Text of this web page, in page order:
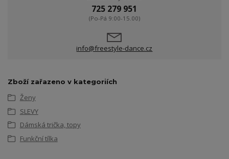
725 279 951
(Po-Pá 9:00-15.00)
info@freestyle-dance.cz
Zboží zařazeno v kategoriích
Ženy
SLEVY
Dámská trička, topy
Funkční tílka